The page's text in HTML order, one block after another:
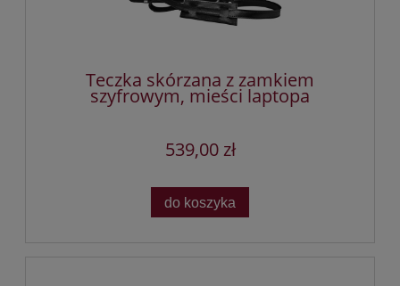
Teczka skórzana z zamkiem
szyfrowym, mieści laptopa
539,00 zł
do koszyka